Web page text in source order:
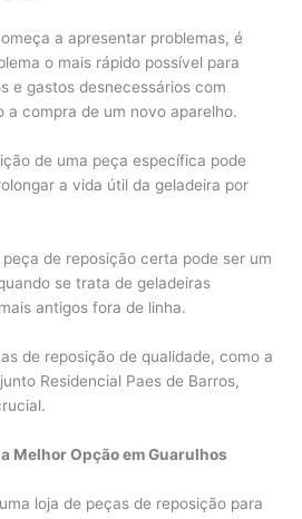
a apresentar problemas, é
o mais rápido possível para
e gastos desnecessários com
a compra de um novo aparelho.
de uma peça específica pode
a vida útil da geladeira por
de reposição certa pode ser um
se trata de geladeiras
antigos fora de linha.
de reposição de qualidade, como a
Residencial Paes de Barros,
Melhor Opção em Guarulhos
loja de peças de reposição para